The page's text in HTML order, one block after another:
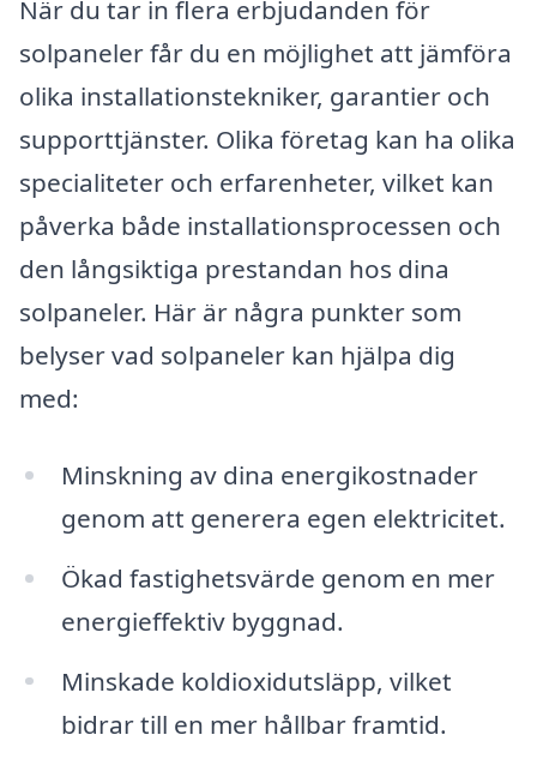
När du tar in flera erbjudanden för
solpaneler får du en möjlighet att jämföra
olika installationstekniker, garantier och
supporttjänster. Olika företag kan ha olika
specialiteter och erfarenheter, vilket kan
påverka både installationsprocessen och
den långsiktiga prestandan hos dina
solpaneler. Här är några punkter som
belyser vad solpaneler kan hjälpa dig
med:
Minskning av dina energikostnader
genom att generera egen elektricitet.
Ökad fastighetsvärde genom en mer
energieffektiv byggnad.
Minskade koldioxidutsläpp, vilket
bidrar till en mer hållbar framtid.